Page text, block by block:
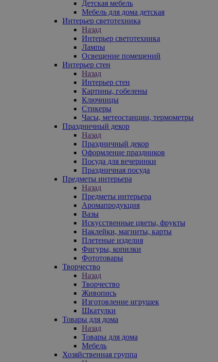
Детская мебель
Мебель для дома детская
Интерьер светотехника
Назад
Интерьер светотехника
Лампы
Освещение помещений
Интерьер стен
Назад
Интерьер стен
Картины, гобелены
Ключницы
Стикеры
Часы, метеостанции, термометры
Праздничный декор
Назад
Праздничный декор
Оформление праздников
Посуда для вечеринки
Праздничная посуда
Предметы интерьера
Назад
Предметы интерьера
Аромапродукция
Вазы
Искусственные цветы, фрукты
Наклейки, магниты, карты
Плетеные изделия
Фигуры, копилки
Фототовары
Творчество
Назад
Творчество
Живопись
Изготовление игрушек
Шкатулки
Товары для дома
Назад
Товары для дома
Мебель
Хозяйственная группа